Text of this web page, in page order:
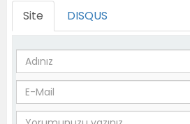
Site DISQUS